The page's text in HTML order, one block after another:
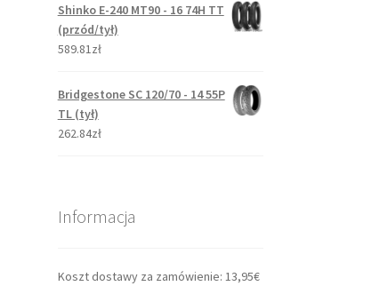
Shinko E-240 MT90 - 16 74H TT
(przód/tył)
589.81zł
Bridgestone SC 120/70 - 14 55P
TL (tył)
262.84zł
Informacja
Koszt dostawy za zamówienie: 13,95€